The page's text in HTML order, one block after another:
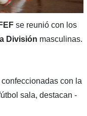
se reunió con los
División masculinas.
confeccionadas con la
sala, destacan -